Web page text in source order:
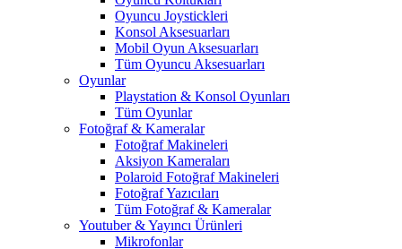
Oyuncu Joystickleri
Konsol Aksesuarları
Mobil Oyun Aksesuarları
Tüm Oyuncu Aksesuarları
Oyunlar
Playstation & Konsol Oyunları
Tüm Oyunlar
Fotoğraf & Kameralar
Fotoğraf Makineleri
Aksiyon Kameraları
Polaroid Fotoğraf Makineleri
Fotoğraf Yazıcıları
Tüm Fotoğraf & Kameralar
Youtuber & Yayıncı Ürünleri
Mikrofonlar